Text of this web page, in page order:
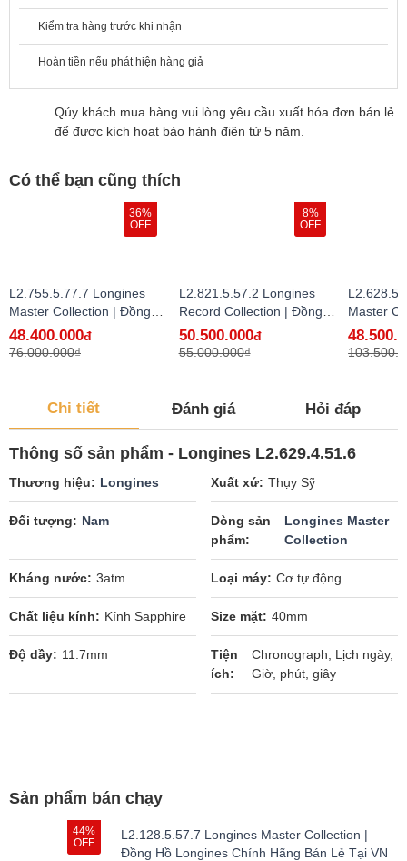
Kiểm tra hàng trước khi nhận
Hoàn tiền nếu phát hiện hàng giả
Qúy khách mua hàng vui lòng yêu cầu xuất hóa đơn bán lẻ
để được kích hoạt bảo hành điện tử 5 năm.
Có thể bạn cũng thích
36%
OFF
L2.755.5.77.7 Longines
Master Collection | Đồng
Hồ Longines Chính Hãng
Bán Lẻ Tại VN - hàng lướt
48.400.000đ
76.000.000₫
8%
OFF
L2.821.5.57.2 Longines
Record Collection | Đồng
Hồ Longines Chính Hãng
Bán Lẻ Tại VN
50.500.000đ
55.000.000₫
Master
Hồ
Bán Lẻ
Chi tiết Đánh giá Hỏi đáp
Thông số sản phẩm - Longines L2.629.4.51.6
Thương hiệu Longines Xuất xứ Thụy Sỹ
Đối tượng Nam
Dòng sản
phẩm
Longines Master
Collection
Kháng nước 3atm Loại máy Cơ tự động
Chất liệu kính Kính Sapphire Size mặt 40mm
Độ dầy 11.7mm
Tiện
ích
Chronograph, Lịch ngày,
Giờ, phút, giây
Sản phẩm bán chạy
44%
OFF
L2.128.5.57.7 Longines Master Collection |
Đồng Hồ Longines Chính Hãng Bán Lẻ Tại VN